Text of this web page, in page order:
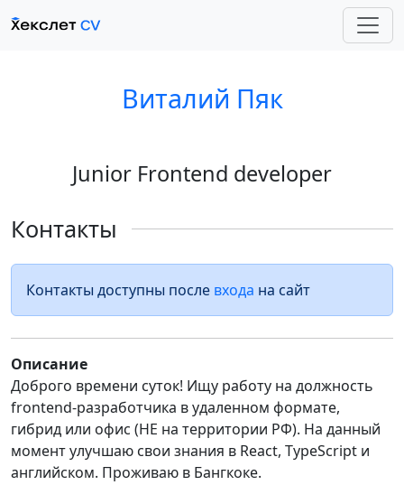
Виталий Пяк
Junior Frontend developer
Контакты
Контакты доступны после входа на сайт
Описание
Доброго времени суток! Ищу работу на должность
frontend-разработчика в удаленном формате,
гибрид или офис (НЕ на территории РФ). На данный
момент улучшаю свои знания в React, TypeScript и
английском. Проживаю в Бангкоке.